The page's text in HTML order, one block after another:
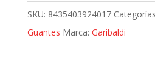
SKU: 8435403924017
Guantes Marca: Garibaldi